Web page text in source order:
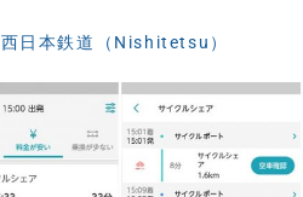
西日本鉄道（Nishitetsu）